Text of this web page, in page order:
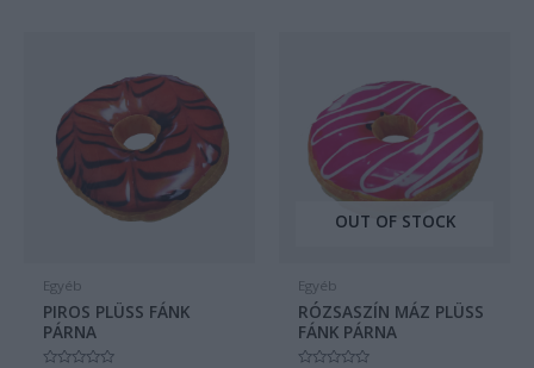
Egyéb
PIROS PLÜSS FÁNK
PÁRNA
OUT OF STOCK
Egyéb
RÓZSASZÍN MÁZ PLÜSS
FÁNK PÁRNA